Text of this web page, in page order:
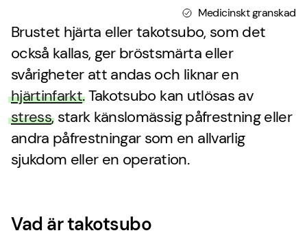
Medicinskt granskad
Brustet hjärta eller takotsubo, som det
också kallas, ger bröstsmärta eller
svårigheter att andas och liknar en
hjärtinfarkt. Takotsubo kan utlösas av
stress, stark känslomässig påfrestning eller
andra påfrestningar som en allvarlig
sjukdom eller en operation.
Vad är takotsubo